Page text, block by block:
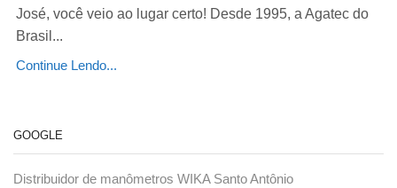
José, você veio ao lugar certo! Desde 1995, a Agatec do
Brasil...
Continue Lendo...
GOOGLE
Distribuidor de manômetros WIKA Santo Antônio